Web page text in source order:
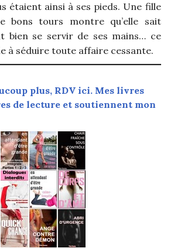
étaient ainsi à ses pieds. Une fille
bons tours montre qu’elle sait
bien se servir de ses mains… ce
à séduire toute affaire cessante.
plus, RDV ici. Mes livres
de lecture et soutiennent mon